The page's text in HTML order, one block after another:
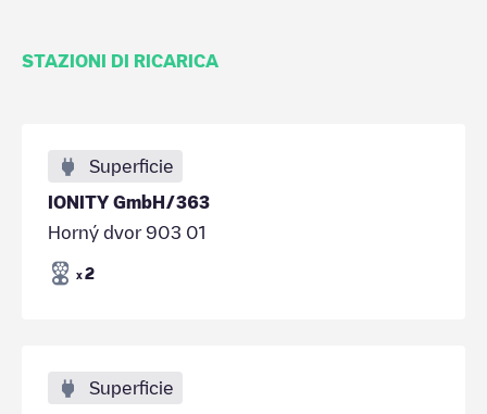
STAZIONI DI RICARICA
Superficie
IONITY GmbH/363
Horný dvor 903 01
x 2
Superficie